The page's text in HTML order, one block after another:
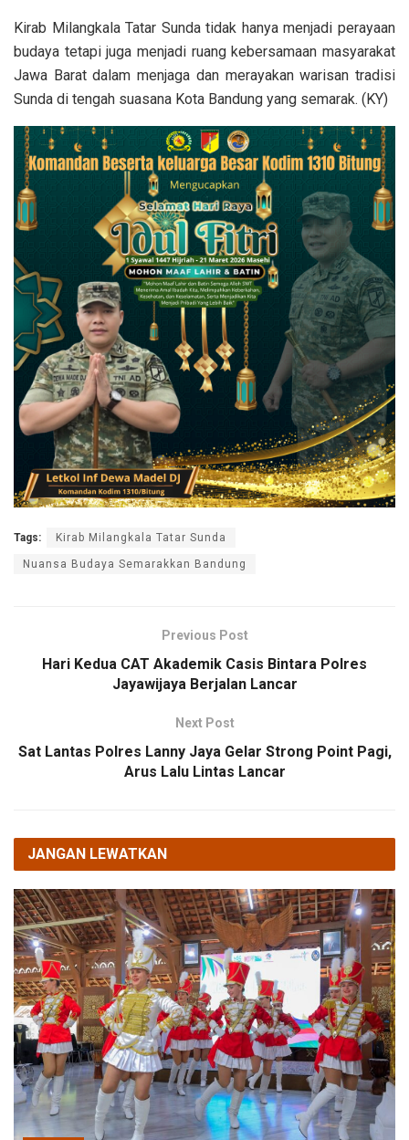
Kirab Milangkala Tatar Sunda tidak hanya menjadi perayaan
budaya tetapi juga menjadi ruang kebersamaan masyarakat
Jawa Barat dalam menjaga dan merayakan warisan tradisi
Sunda di tengah suasana Kota Bandung yang semarak. (KY)
Tags: Kirab Milangkala Tatar Sunda
Nuansa Budaya Semarakkan Bandung
Previous Post
Hari Kedua CAT Akademik Casis Bintara Polres
Jayawijaya Berjalan Lancar
Next Post
Sat Lantas Polres Lanny Jaya Gelar Strong Point Pagi,
Arus Lalu Lintas Lancar
JANGAN LEWATKAN